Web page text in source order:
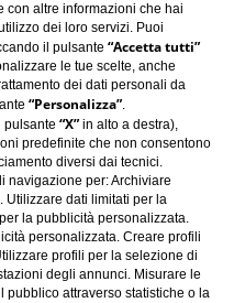
con altre informazioni che hai
dei loro servizi. Puoi
il pulsante “Accetta tutti”
le tue scelte, anche
dei dati personali da
“Personalizza”.
pulsante “X” in alto a destra),
predefinite che non consentono
diversi dai tecnici.
navigazione per: Archiviare
Utilizzare dati limitati per la
la pubblicità personalizzata.
personalizzata. Creare profili
profili per la selezione di
degli annunci. Misurare le
attraverso statistiche o la